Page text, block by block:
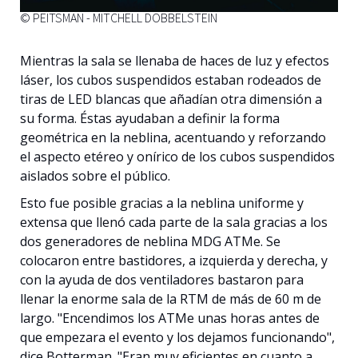
© PEITSMAN - MITCHELL DOBBELSTEIN
Mientras la sala se llenaba de haces de luz y efectos
láser, los cubos suspendidos estaban rodeados de
tiras de LED blancas que añadían otra dimensión a
su forma. Éstas ayudaban a definir la forma
geométrica en la neblina, acentuando y reforzando
el aspecto etéreo y onírico de los cubos suspendidos
aislados sobre el público.
Esto fue posible gracias a la neblina uniforme y
extensa que llenó cada parte de la sala gracias a los
dos generadores de neblina MDG ATMe. Se
colocaron entre bastidores, a izquierda y derecha, y
con la ayuda de dos ventiladores bastaron para
llenar la enorme sala de la RTM de más de 60 m de
largo. "Encendimos los ATMe unas horas antes de
que empezara el evento y los dejamos funcionando",